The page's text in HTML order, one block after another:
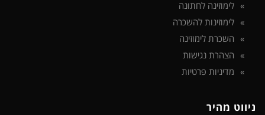
לימוזינה לחתונה
לימוזינות להשכרה
השכרת לימוזינה
הצהרת נגישות
מדיניות פרטיות
ניווט מהיר